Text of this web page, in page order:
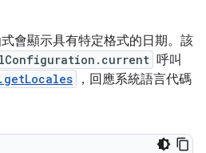
會顯示具有特定格式的日期。該
呼叫
，回應系統語言代碼